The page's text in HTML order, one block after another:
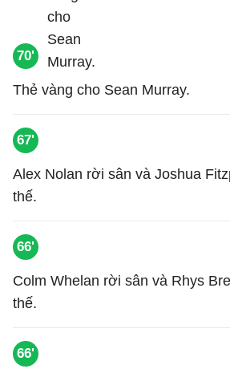
70'
Thẻ vàng cho Sean Murray.
67'
Alex Nolan rời sân và Joshua
thế.
66'
Colm Whelan rời sân và Rhys
thế.
66'